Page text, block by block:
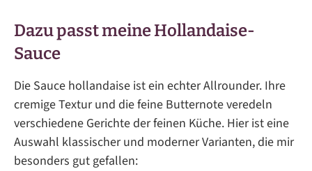
Dazu passt meine Hollandaise-
Sauce
Die Sauce hollandaise ist ein echter Allrounder. Ihre
cremige Textur und die feine Butternote veredeln
verschiedene Gerichte der feinen Küche. Hier ist eine
Auswahl klassischer und moderner Varianten, die mir
besonders gut gefallen: